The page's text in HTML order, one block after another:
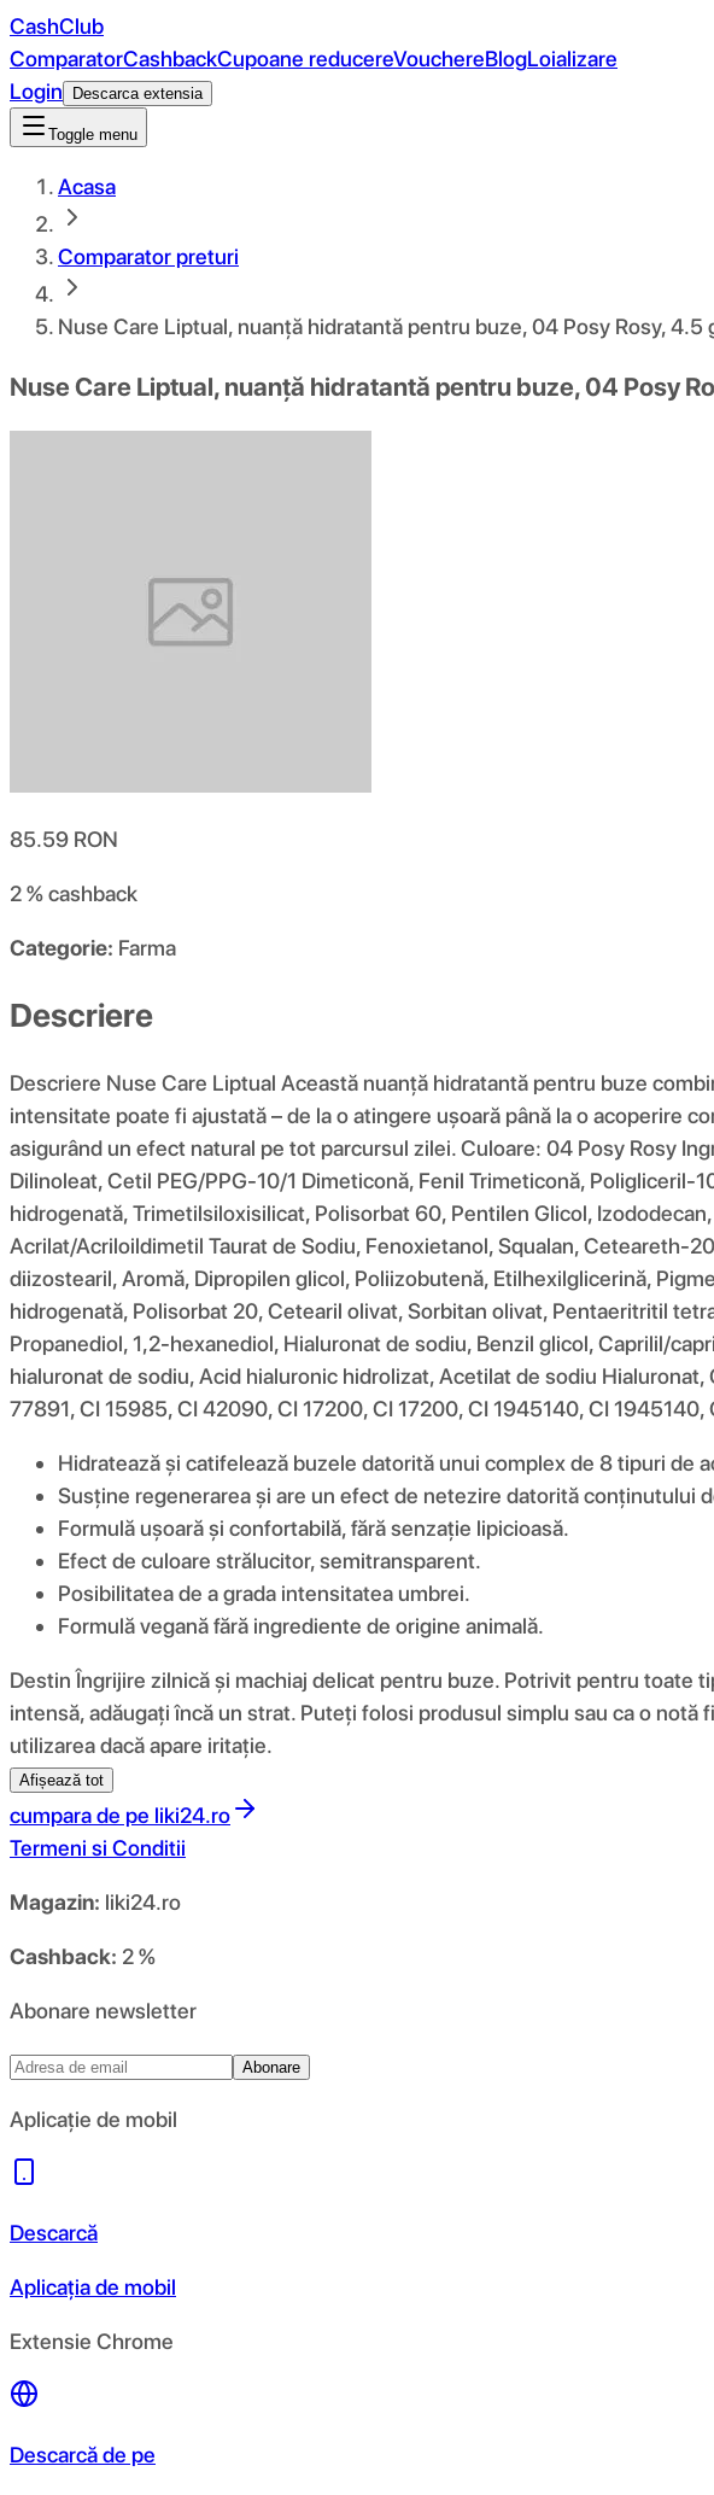
CashClub
ComparatorCashbackCupoane reducereVouchereBlogLoializare
Login
Descarca extensia
Toggle menu
Acasa
Comparator preturi
Nuse Care Liptual, nuanță hidratantă pentru buze, 04 Posy Rosy, 4.5
Nuse Care Liptual, nuanță hidratantă pentru buze, 04 Posy
85.59 RON
2 %cashback
Categorie: Farma
Descriere
Descriere Nuse Care Liptual Această nuanță hidratantă pentru buze
intensitate poate fi ajustată – de la o atingere ușoară până la o acoperire
asigurând un efect natural pe tot parcursul zilei. Culoare: 04 Posy Rosy
Dilinoleat, Cetil PEG/PPG-10/1 Dimeticonă, Fenil Trimeticonă,
hidrogenată, Trimetilsiloxisilicat, Polisorbat 60, Pentilen Glicol,
Acrilat/Acriloildimetil Taurat de Sodiu, Fenoxietanol, Squalan, Ceteareth-
diizostearil, Aromă, Dipropilen glicol, Poliizobutenă, Etilhexilglicerină,
hidrogenată, Polisorbat 20, Cetearil olivat, Sorbitan olivat, Pentaeritritil
Propanediol, 1,2-hexanediol, Hialuronat de sodiu, Benzil glicol, Caprilil/
hialuronat de sodiu, Acid hialuronic hidrolizat, Acetilat de sodiu
77891, CI 15985, CI 42090, CI 17200, CI 17200, CI 1945140, CI
Hidratează și catifelează buzele datorită unui complex de 8 tipuri de
Susține regenerarea și are un efect de netezire datorită conținutului
Formulă ușoară și confortabilă, fără senzație lipicioasă.
Efect de culoare strălucitor, semitransparent.
Posibilitatea de a grada intensitatea umbrei.
Formulă vegană fără ingrediente de origine animală.
Destin Îngrijire zilnică și machiaj delicat pentru buze. Potrivit pentru toate
intensă, adăugați încă un strat. Puteți folosi produsul simplu sau ca o
utilizarea dacă apare iritație.
Afișează tot
cumpara de pe liki24.ro
Termeni si Conditii
Magazin: liki24.ro
Cashback: 2 %
Abonare newsletter
Abonare
Aplicație de mobil
Descarcă
Aplicația de mobil
Extensie Chrome
Descarcă de pe